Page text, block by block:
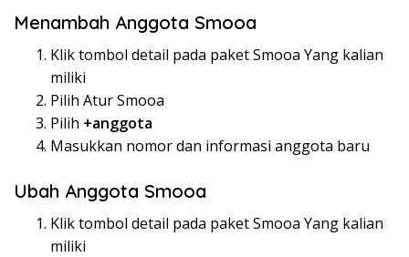
Menambah Anggota Smooa
Klik tombol detail pada paket Smooa Yang kalian
miliki
Pilih Atur Smooa
Pilih +anggota
Masukkan nomor dan informasi anggota baru
Ubah Anggota Smooa
Klik tombol detail pada paket Smooa Yang kalian
miliki